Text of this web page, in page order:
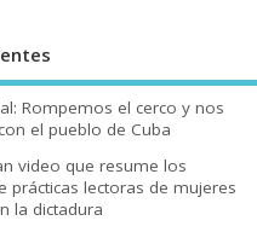
Rompemos el cerco y nos
el pueblo de Cuba
video que resume los
prácticas lectoras de mujeres
la dictadura